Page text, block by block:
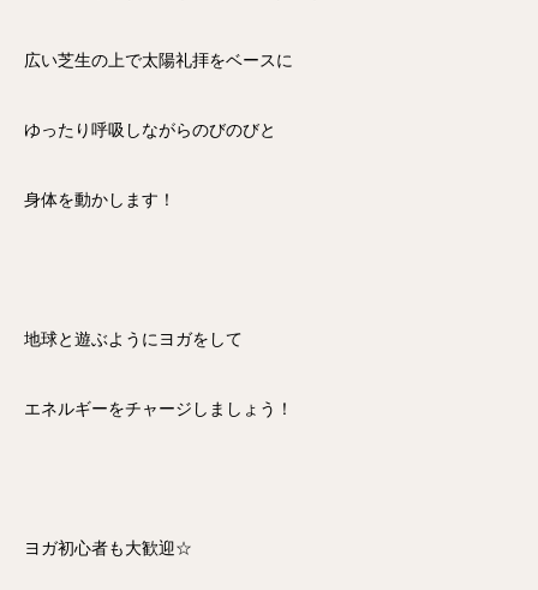
広い芝生の上で太陽礼拝をベースに
ゆったり呼吸しながらのびのびと
身体を動かします！
地球と遊ぶようにヨガをして
エネルギーをチャージしましょう！
ヨガ初心者も大歓迎☆